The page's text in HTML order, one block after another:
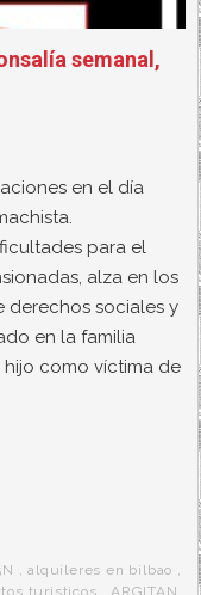
semanal,
en el día
para el
alza en los
derechos sociales y
en la familia
como víctima de
,alquileres en bilbao ,
turisticos ,ARGITAN